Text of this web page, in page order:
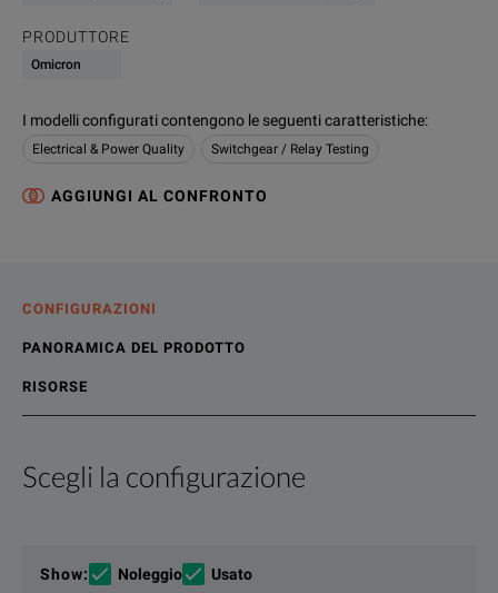
PRODUTTORE
Omicron
I modelli configurati contengono le seguenti caratteristiche:
Electrical & Power Quality Switchgear / Relay Testing
AGGIUNGI AL CONFRONTO
CONFIGURAZIONI
PANORAMICA DEL PRODOTTO
RISORSE
Scegli la configurazione
Show: Noleggio Usato
Panoramica del prodotto
Contenuti